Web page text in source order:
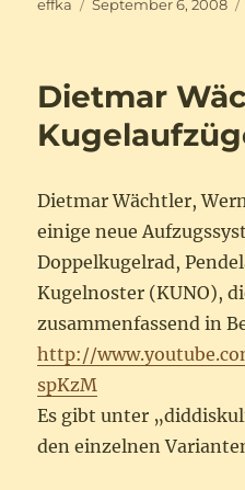
effka September 6, 2008
Dietmar
Dietmar Wächtler,
einige neue
Doppelkugelrad,
Kugelnoster (KUNO),
zusammenfassend in
http://
spKzM
Es gibt unter
den einzelnen